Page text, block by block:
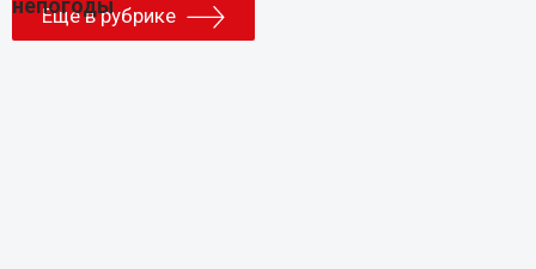
Еще в рубрике